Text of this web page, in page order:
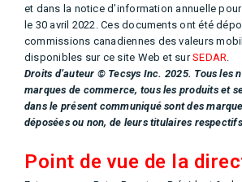
et dans la notice d’information annuelle
le 30 avril 2022. Ces documents ont été
commissions canadiennes des valeurs
disponibles sur ce site Web et sur SEDAR
Droits d’auteur © Tecsys Inc. 2025. Tous les
marques de commerce, tous les produits et
dans le présent communiqué sont des
déposées ou non, de leurs titulaires
Point de vue de la